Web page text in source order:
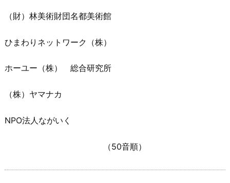
（財）林美術財団名都美術館
ひまわりネットワーク（株）
ホーユー（株） 総合研究所
（株）ヤマナカ
NPO法人ながいく
（50音順）